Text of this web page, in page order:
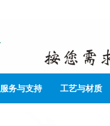
服务与支持 工艺与材质